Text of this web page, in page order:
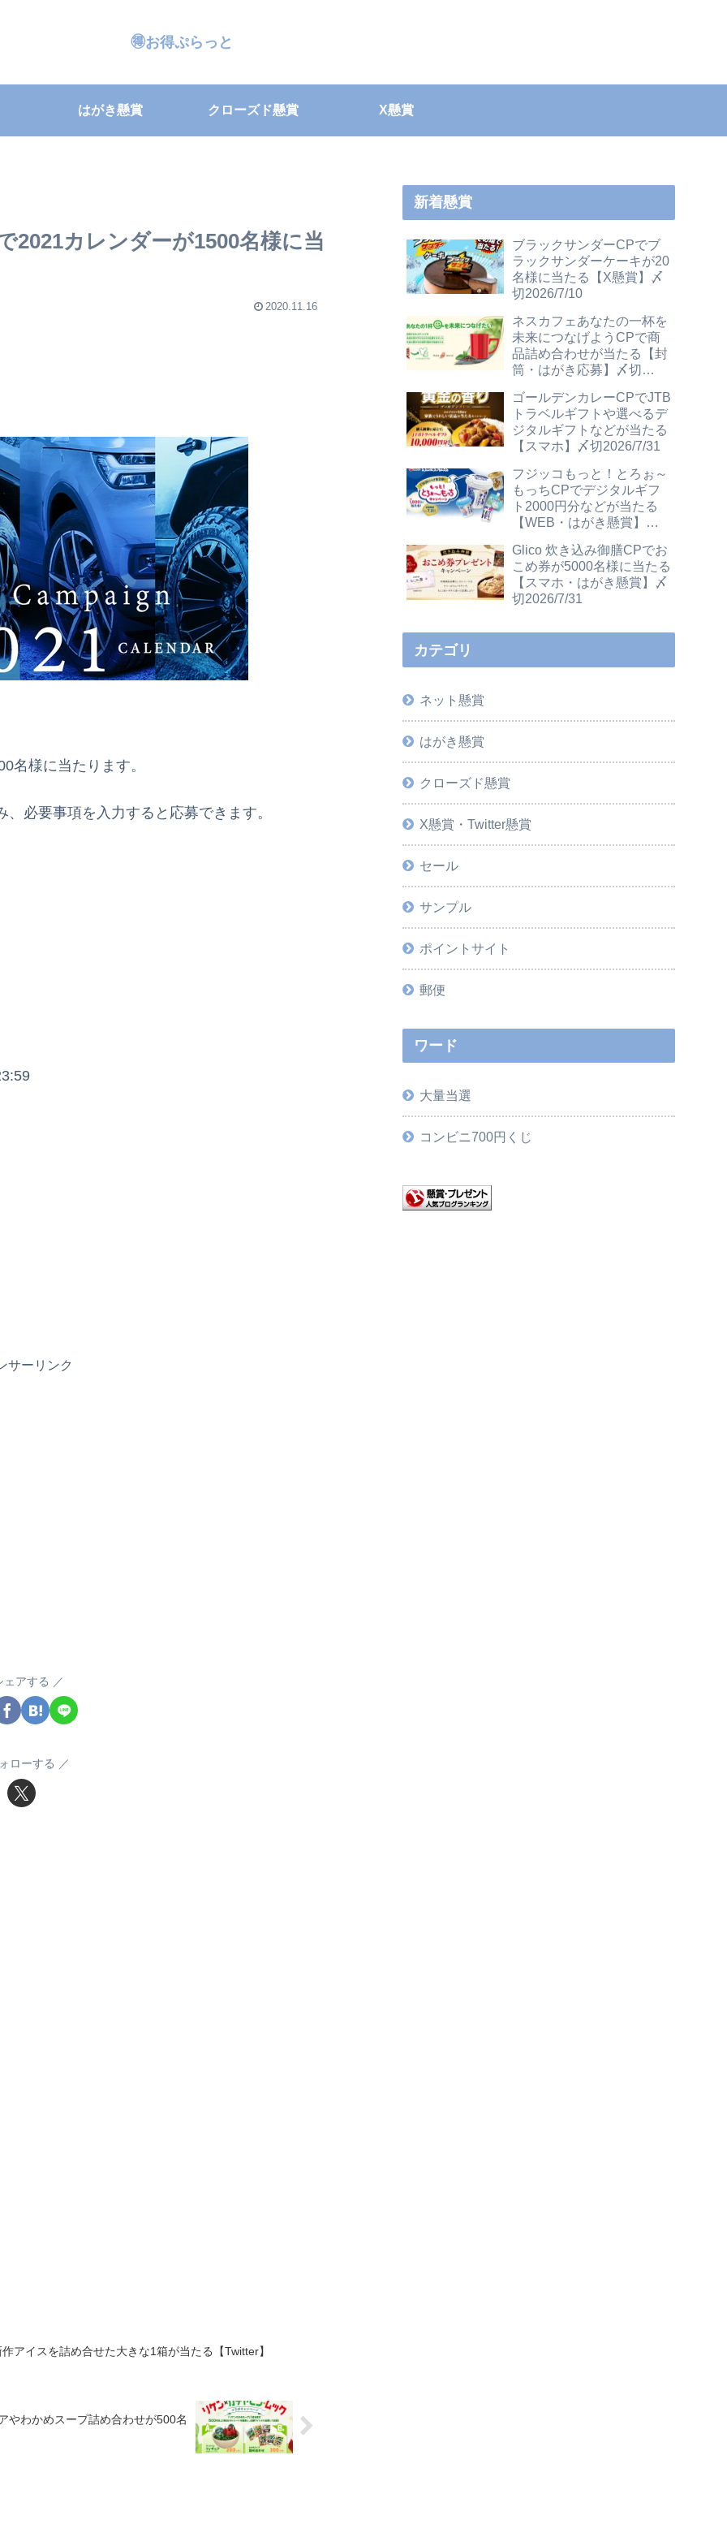
🉐お得ぷらっと
はがき懸賞 クローズド懸賞 X懸賞
2021カレンダーが1500名様に当
2020.11.16
名様に当たります。
必要事項を入力すると応募できます。
サーリンク
ェアする
ローする
アイスを詰め合せた大きな1箱が当たる【Twitter】
やわかめスープ詰め合わせが500名
新着懸賞
ブラックサンダーCPでブ
ラックサンダーケーキが20
名様に当たる【X懸賞】〆
切2026/7/10
ネスカフェあなたの一杯を
未来につなげようCPで商
品詰め合わせが当たる【封
筒・はがき応募】〆切
ゴールデンカレーCPでJTB
トラベルギフトや選べるデ
ジタルギフトなどが当たる
【スマホ】〆切2026/7/31
フジッコもっと！とろぉ～
もっちCPでデジタルギフ
ト2000円分などが当たる
【WEB・はがき懸賞】〆
Glico 炊き込み御膳CPでお
こめ券が5000名様に当たる
【スマホ・はがき懸賞】〆
切2026/7/31
カテゴリ
ネット懸賞
はがき懸賞
クローズド懸賞
X懸賞・Twitter懸賞
セール
サンプル
ポイントサイト
郵便
ワード
大量当選
コンビニ700円くじ